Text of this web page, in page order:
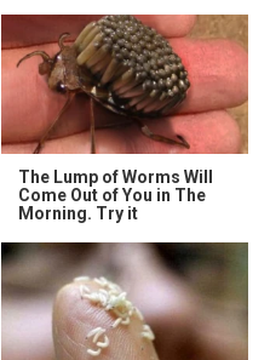
The Lump of Worms Will
Come Out of You in The
Morning. Try it